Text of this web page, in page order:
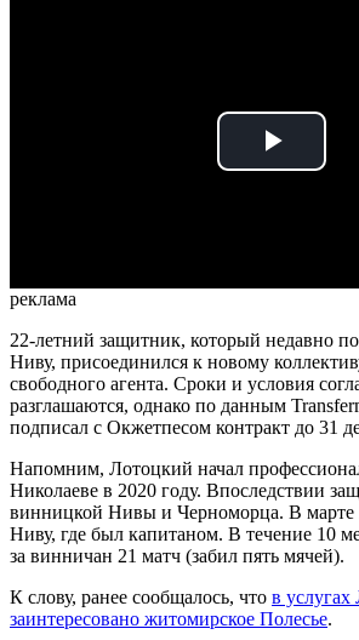
Play
реклама
22-летний защитник, который недавно
Ниву, присоединился к новому
свободного агента. Сроки и условия
разглашаются, однако по данным
подписал с Окжетпесом контракт до 31
Напомним, Лотоцкий начал
Николаеве в 2020 году. Впоследствии
винницкой Нивы и Черноморца. В марте
Ниву, где был капитаном. В течение 10
за винничан 21 матч (забил пять мячей).
К слову, ранее сообщалось, что в
заинтересовано житомирское Полесье.